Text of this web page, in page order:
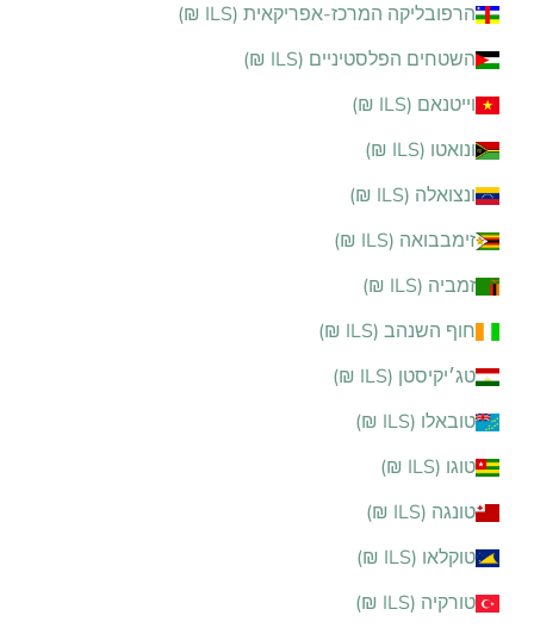
הרפובליקה המרכז-אפריקאית (ILS ₪)
השטחים הפלסטיניים (ILS ₪)
וייטנאם (ILS ₪)
ונואטו (ILS ₪)
ונצואלה (ILS ₪)
זימבבואה (ILS ₪)
זמביה (ILS ₪)
חוף השנהב (ILS ₪)
טג׳יקיסטן (ILS ₪)
טובאלו (ILS ₪)
טוגו (ILS ₪)
טונגה (ILS ₪)
טוקלאו (ILS ₪)
טורקיה (ILS ₪)